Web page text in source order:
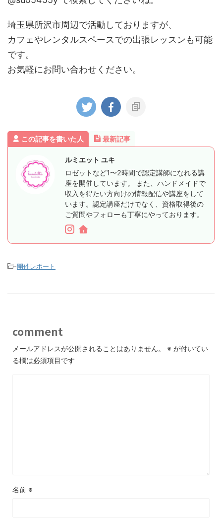
埼玉県所沢市周辺で活動しておりますが、
カフェやレンタルスペースでの出張レッスンも可能
です。
お気軽にお問い合わせください。
この記事を書いた人 最新記事
ルミエット ユキ
ロゼットなど1〜2時間で認定講師になれる講
座を開催しています。 また、ハンドメイドで
収入を得たい方向けの情報配信や講座をして
います。認定講座だけでなく、資格取得後の
ご質問やフォローも丁寧にやっております。
-開催レポート
comment
メールアドレスが公開されることはありません。 ※ が付いてい
る欄は必須項目です
名前 ※